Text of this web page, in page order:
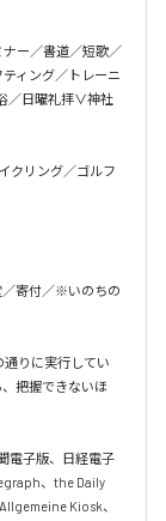
ー／書道／短歌／
ィング／トレーニ
／日曜礼拝∨神社
クリング／ゴルフ
／寄付／※いのちの
通りに実行してい
把握できないほ
電子版、日経電子
、the Daily
Kiosk、